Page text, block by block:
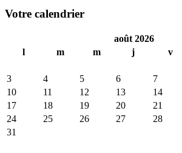
Votre calendrier
août 2026
l
m m j v
3
4 5 6 7
10
11 12 13 14
17
18 19 20 21
24
25 26 27 28
31